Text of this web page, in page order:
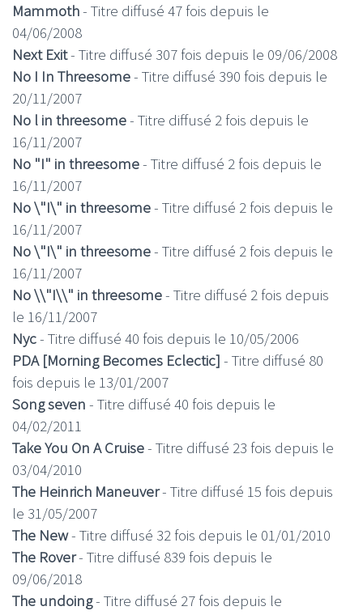
Mammoth- Titre diffusé 47 fois depuis le
04/06/2008
Next Exit- Titre diffusé 307 fois depuis le 09/06/2008
No I In Threesome- Titre diffusé 390 fois depuis le
20/11/2007
No l in threesome- Titre diffusé 2 fois depuis le
16/11/2007
No "I" in threesome- Titre diffusé 2 fois depuis le
16/11/2007
No \"I\" in threesome- Titre diffusé 2 fois depuis le
16/11/2007
No \"I\" in threesome- Titre diffusé 2 fois depuis le
16/11/2007
No \\"I\\" in threesome- Titre diffusé 2 fois depuis
le 16/11/2007
Nyc- Titre diffusé 40 fois depuis le 10/05/2006
PDA [Morning Becomes Eclectic] - Titre diffusé 80
fois depuis le 13/01/2007
Song seven - Titre diffusé 40 fois depuis le
04/02/2011
Take You On A Cruise- Titre diffusé 23 fois depuis le
03/04/2010
The Heinrich Maneuver- Titre diffusé 15 fois depuis
le 31/05/2007
The New- Titre diffusé 32 fois depuis le 01/01/2010
The Rover- Titre diffusé 839 fois depuis le
09/06/2018
The undoing- Titre diffusé 27 fois depuis le